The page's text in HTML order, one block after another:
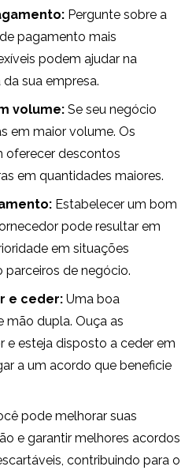
Pergunte sobre a
pagamento mais
podem ajudar na
sua empresa.
volume: Se seu negócio
em maior volume. Os
oferecer descontos
em quantidades maiores.
Estabelecer um bom
pode resultar em
em situações
de negócio.
e ceder: Uma boa
mão dupla. Ouça as
esteja disposto a ceder em
a um acordo que beneficie
pode melhorar suas
e garantir melhores acordos
contribuindo para o